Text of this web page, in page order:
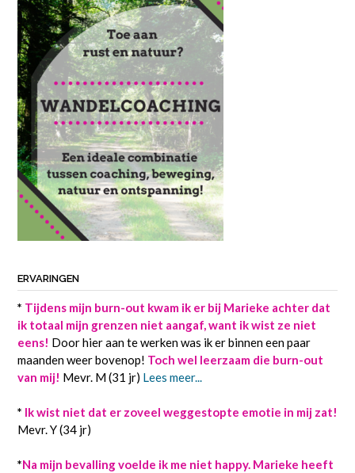
ERVARINGEN
* Tijdens mijn burn-out kwam ik er bij Marieke achter dat
ik totaal mijn grenzen niet aangaf, want ik wist ze niet
eens! Door hier aan te werken was ik er binnen een paar
maanden weer bovenop! Toch wel leerzaam die burn-out
van mij! Mevr. M (31 jr) Lees meer...
* Ik wist niet dat er zoveel weggestopte emotie in mij zat!
Mevr. Y (34 jr)
*Na mijn bevalling voelde ik me niet happy. Marieke heeft